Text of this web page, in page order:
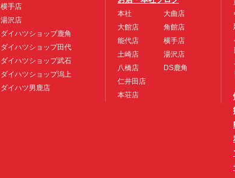
横手店
湯沢店
ダイハツショップ鹿角
ダイハツショップ田代
ダイハツショップ武石
ダイハツショップ潟上
ダイハツ男鹿店
本社
大館店
能代店
土崎店
八橋店
仁井田店
本荘店
大曲店
角館店
横手店
湯沢店
DS鹿角